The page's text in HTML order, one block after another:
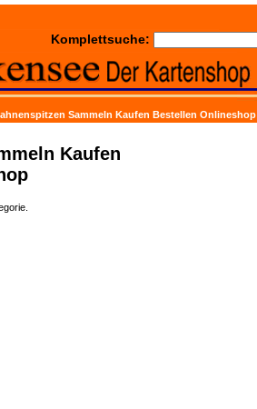
Komplettsuche:
Sammeln Kaufen Bestellen Onlineshop
Kaufen